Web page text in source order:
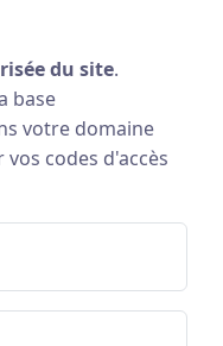
du site.
base
votre domaine
codes d'accès